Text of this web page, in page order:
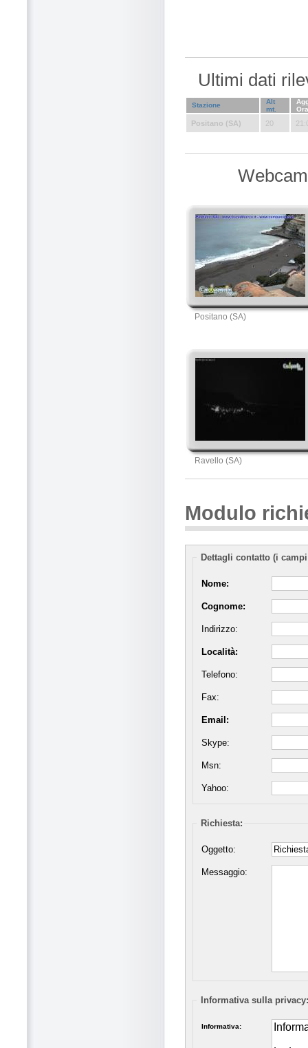
Ultimi dati
Stazione
Alt
mt.
Ora
Positano (SA) 20
Positano (SA)
Ravello (SA)
Modulo
Dettagli contatto (i
Nome:
Cognome:
Indirizzo:
Località:
Telefono:
Fax:
Email:
Skype:
Msn:
Yahoo:
Richiesta:
Oggetto:
Messaggio:
Informativa sulla privacy:
Informativa: